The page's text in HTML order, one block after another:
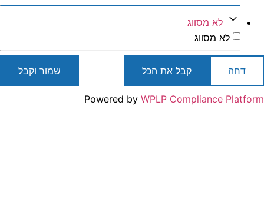
לא מסווג
לא מסווג
דחה קבל את הכל שמור וקבל
Powered byWPLP Compliance